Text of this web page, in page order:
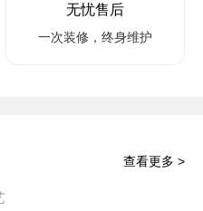
无忧售后
一次装修，终身维护
查看更多 >